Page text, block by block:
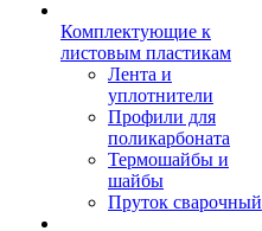
Комплектующие к
листовым пластикам
Лента и
уплотнители
Профили для
поликарбоната
Термошайбы и
шайбы
Пруток сварочный